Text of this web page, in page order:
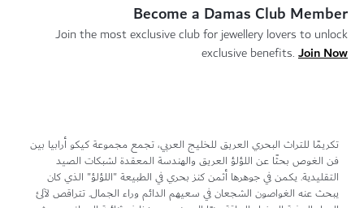
Become a Damas Club Member
Join the most exclusive club for jewellery lovers to unlock
exclusive benefits. Join Now
تكريمًا للتراث البحري العريق للخليج العربي، تجمع مجموعة كيكو أرابيا بين
فن الغوص بحثًا عن اللؤلؤ العريق والهندسة المعقدة لشبكات الصيد
التقليدية. يكمن في جوهرها أثمن كنز بحري في الطبيعة "اللؤلؤ" الذي كان
يبحث عنه الغواصون الشجعان في سعيهم الدائم وراء الجمال. تتراقص لآلئ